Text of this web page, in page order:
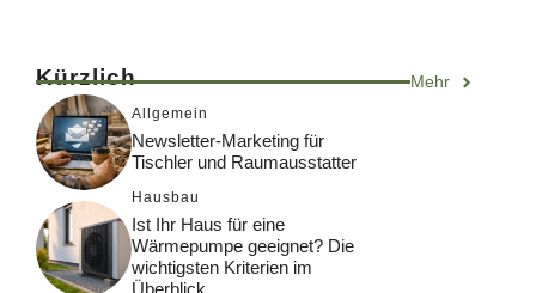
Kürzlich Mehr
Allgemein
Newsletter-Marketing für
Tischler und Raumausstatter
Hausbau
Ist Ihr Haus für eine
Wärmepumpe geeignet? Die
wichtigsten Kriterien im